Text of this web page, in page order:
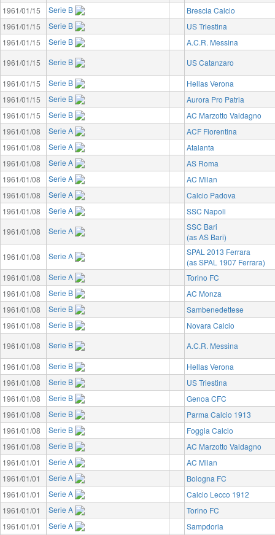
1961/01/15
Serie B
Brescia Calcio
1961/01/15
Serie B
US Triestina
1961/01/15
Serie B
A.C.R. Messina
1961/01/15
Serie B
US Catanzaro
1961/01/15
Serie B
Hellas Verona
1961/01/15
Serie B
Aurora Pro Patria
1961/01/15
Serie B
AC Marzotto Valdagno
1961/01/08
Serie A
ACF Fiorentina
1961/01/08
Serie A
Atalanta
1961/01/08
Serie A
AS Roma
1961/01/08
Serie A
AC Milan
1961/01/08
Serie A
Calcio Padova
1961/01/08
Serie A
SSC Napoli
1961/01/08
Serie A
SSC Bari
(as AS Bari)
1961/01/08
Serie A
SPAL 2013 Ferrara
(as SPAL 1907 Ferrara)
1961/01/08
Serie A
Torino FC
1961/01/08
Serie B
AC Monza
1961/01/08
Serie B
Sambenedettese
1961/01/08
Serie B
Novara Calcio
1961/01/08
Serie B
A.C.R. Messina
1961/01/08
Serie B
Hellas Verona
1961/01/08
Serie B
US Triestina
1961/01/08
Serie B
Genoa CFC
1961/01/08
Serie B
Parma Calcio 1913
1961/01/08
Serie B
Foggia Calcio
1961/01/08
Serie B
AC Marzotto Valdagno
1961/01/01
Serie A
AC Milan
1961/01/01
Serie A
Bologna FC
1961/01/01
Serie A
Calcio Lecco 1912
1961/01/01
Serie A
Torino FC
1961/01/01
Serie A
Sampdoria